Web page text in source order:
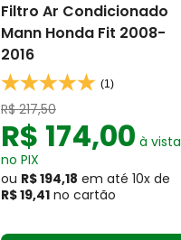
Filtro Ar Condicionado
Mann Honda Fit 2008-
2016
(1)
R$ 217,50
R$ 174,00 à vista
no PIX
ou R$ 194,18 em até 10x de
R$ 19,41 no cartão